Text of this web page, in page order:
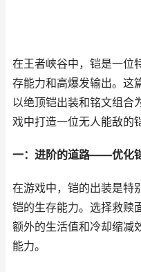
在王者峡谷中，铠是一位
存能力和高爆发输出。这
以绝顶铠出装和铭文组合
戏中打造一位无人能敌的
一：进阶的道路——优化
在游戏中，铠的出装是特
铠的生存能力。选择救赎
额外的生活值和冷却缩减
能力。